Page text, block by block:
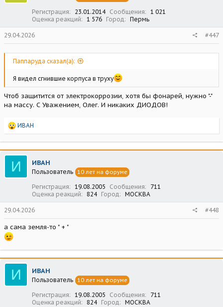
Регистрация 23.01.2014 Сообщения
1 021
Оценка реакций
1 576 Город Пермь
29.04.2026 #447
Паппаруда сказал(а):
Я видел сгнившие корпуса в труху
Чтоб защитится от электрокоррозии, хотя бы фонарей, нужно "-"
на массу. С Уважением, Олег. И никаких ДИОДОВ!
Р
а
к
ц
и
и
ИВАН
И ИВАН
Пользователь 10 лет на форуме
Регистрация 19.08.2005 Сообщения
711
Оценка реакций
824 Город МОСКВА
29.04.2026 #448
а сама земля-то " + "
И ИВАН
Пользователь 10 лет на форуме
Регистрация 19.08.2005 Сообщения
711
Оценка реакций
824 Город МОСКВА